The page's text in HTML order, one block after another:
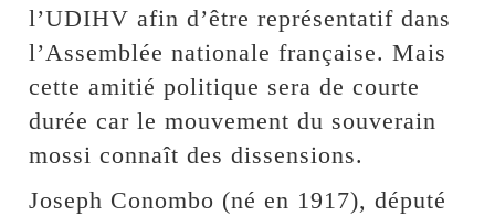
l’UDIHV afin d’être représentatif dans
l’Assemblée nationale française. Mais
cette amitié politique sera de courte
durée car le mouvement du souverain
mossi connaît des dissensions.
Joseph Conombo (né en 1917), député